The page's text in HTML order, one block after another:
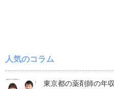
人気のコラム
東京都の薬剤師の年